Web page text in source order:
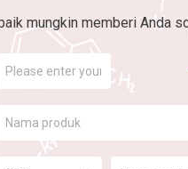
mungkin memberi Anda